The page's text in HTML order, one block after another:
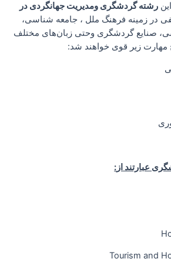
رشته گردشگری ومدیریت جهانگردی در
در زمینه فرهنگ ملل ،‌ جامعه شناسی،
صنایع گردشگری وحتی زبان‌های مختلف
مهارت زیر قوی خواهند شد:
عبارتند از :
Tourism and